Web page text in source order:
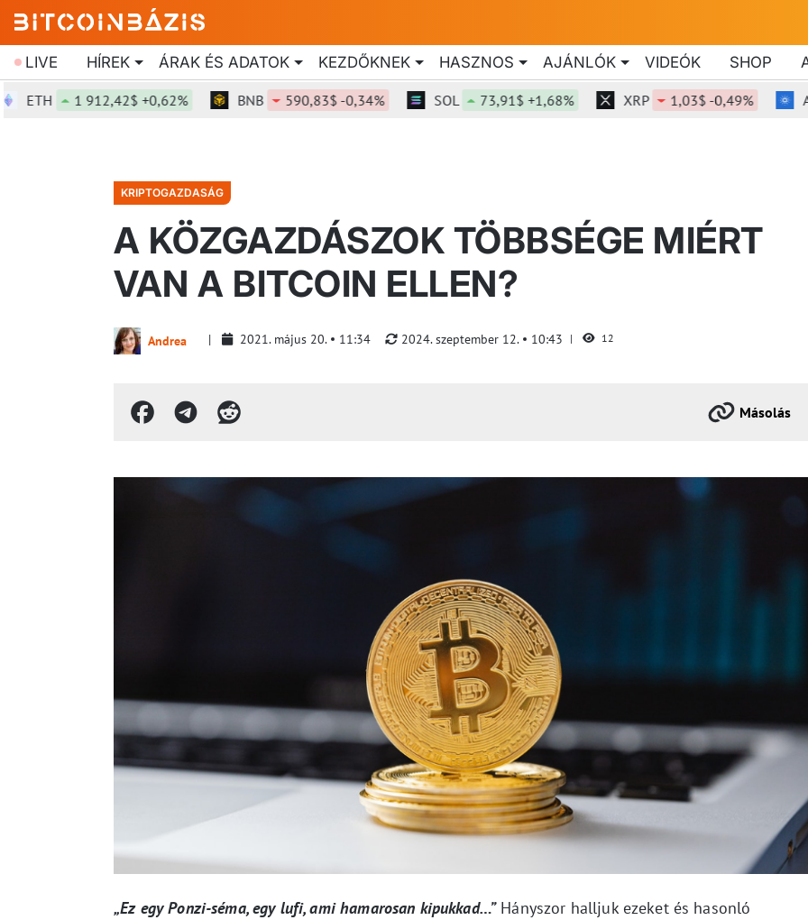
LIVE HÍREK ÁRAK ÉS ADATOK KEZDŐKNEK HASZNOS AJÁNLÓK VIDEÓK SHOP
1 912,42$ +0,62% BNB 590,83$ -0,34% SOL 73,91$ +1,68% XRP 1,03$ -0,49% ADA
KRIPTOGAZDASÁG
A KÖZGAZDÁSZOK TÖBBSÉGE MIÉRT
VAN A BITCOIN ELLEN?
Andrea 2021. május 20. 11:34 2024. szeptember 12. 10:43 12
Másolás
„Ez egy Ponzi-séma, egy lufi, ami hamarosan kipukkad…”Hányszor halljuk ezeket és hasonló